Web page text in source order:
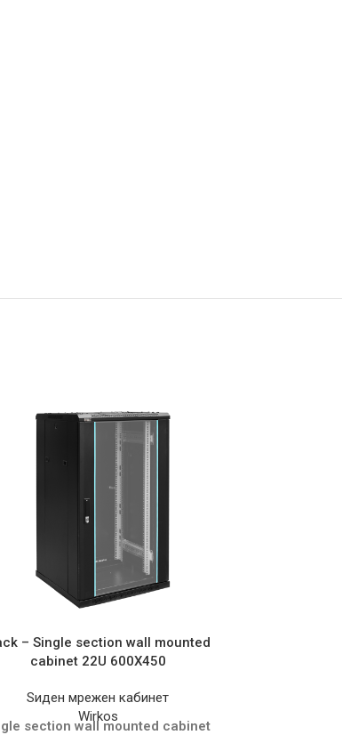
– Single section wall mounted
cabinet 22U 600X450
Ѕиден мрежен кабинет
Wirkos
section wall mounted cabinet